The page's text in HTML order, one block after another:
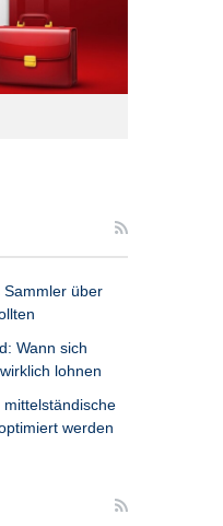
Sammler über
Wann sich
lohnen
mittelständische
werden